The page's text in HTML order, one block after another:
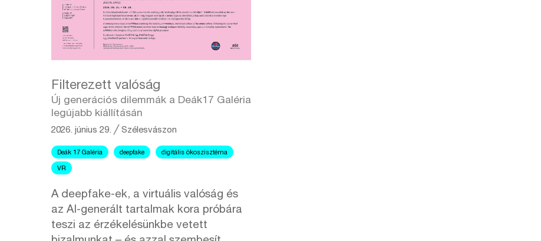
Filterezett valóság
Új generációs dilemmák a Deák17 Galéria
legújabb kiállításán
2026. június 29. ╱Szélesvászon
Deák 17 Galéria deepfake digitális ökoszisztéma
VR
A deepfake-ek, a virtuális valóság és
az AI-generált tartalmak kora próbára
teszi az érzékelésünkbe vetett